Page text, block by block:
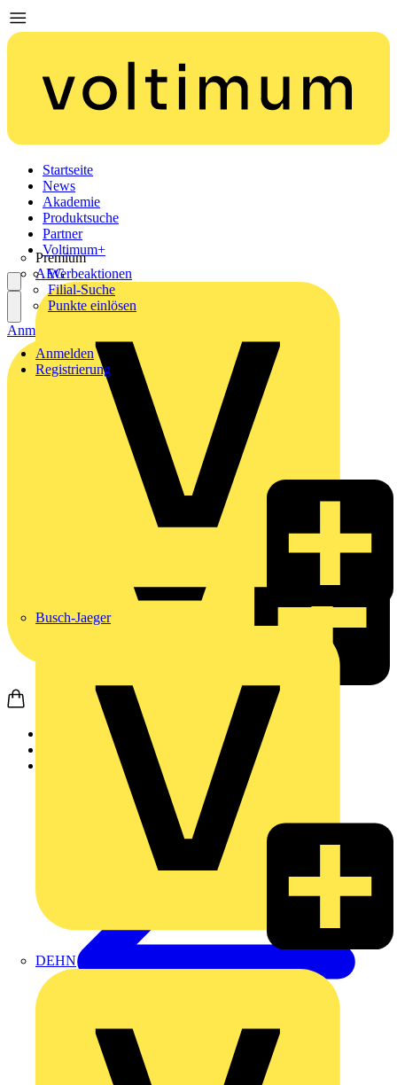
Startseite
News
Akademie
Produktsuche
Partner
Premium
AEG
Busch-Jaeger
DEHN
Voltimum+
Werbeaktionen
Filial-Suche
Punkte einlösen
Anmelden
Registrierung
Anmelden